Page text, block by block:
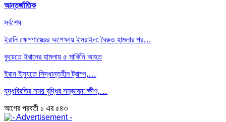
আন্তর্জাতিক
সর্বশেষ
ইরানি ক্ষেপণাস্ত্রের অপেক্ষায় ইসরাইল; বৈরুত হামলার পর…
কুয়েতে ইরানের হামলায় ৫ মার্কিনি আহত
ইরান ইস্যুতে সিদ্ধান্তহীন ট্রাম্প,…
যুদ্ধবিরতির সময় বৃদ্ধির সম্ভাবনা ক্ষীণ,…
আগেরপরবর্তী ১ এর ৫৪৩